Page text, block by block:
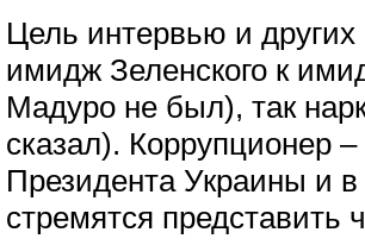
Цель интервью и
имидж Зеленского к
Мадуро не был), так
сказал). Коррупционер
Президента Украины и
стремятся